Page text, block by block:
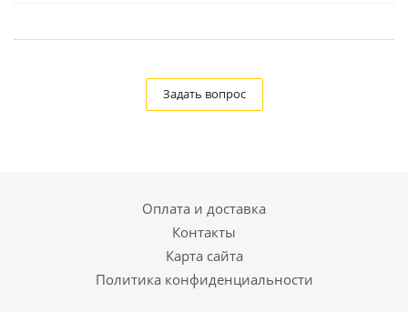
Задать вопрос
Оплата и доставка
Контакты
Карта сайта
Политика конфиденциальности